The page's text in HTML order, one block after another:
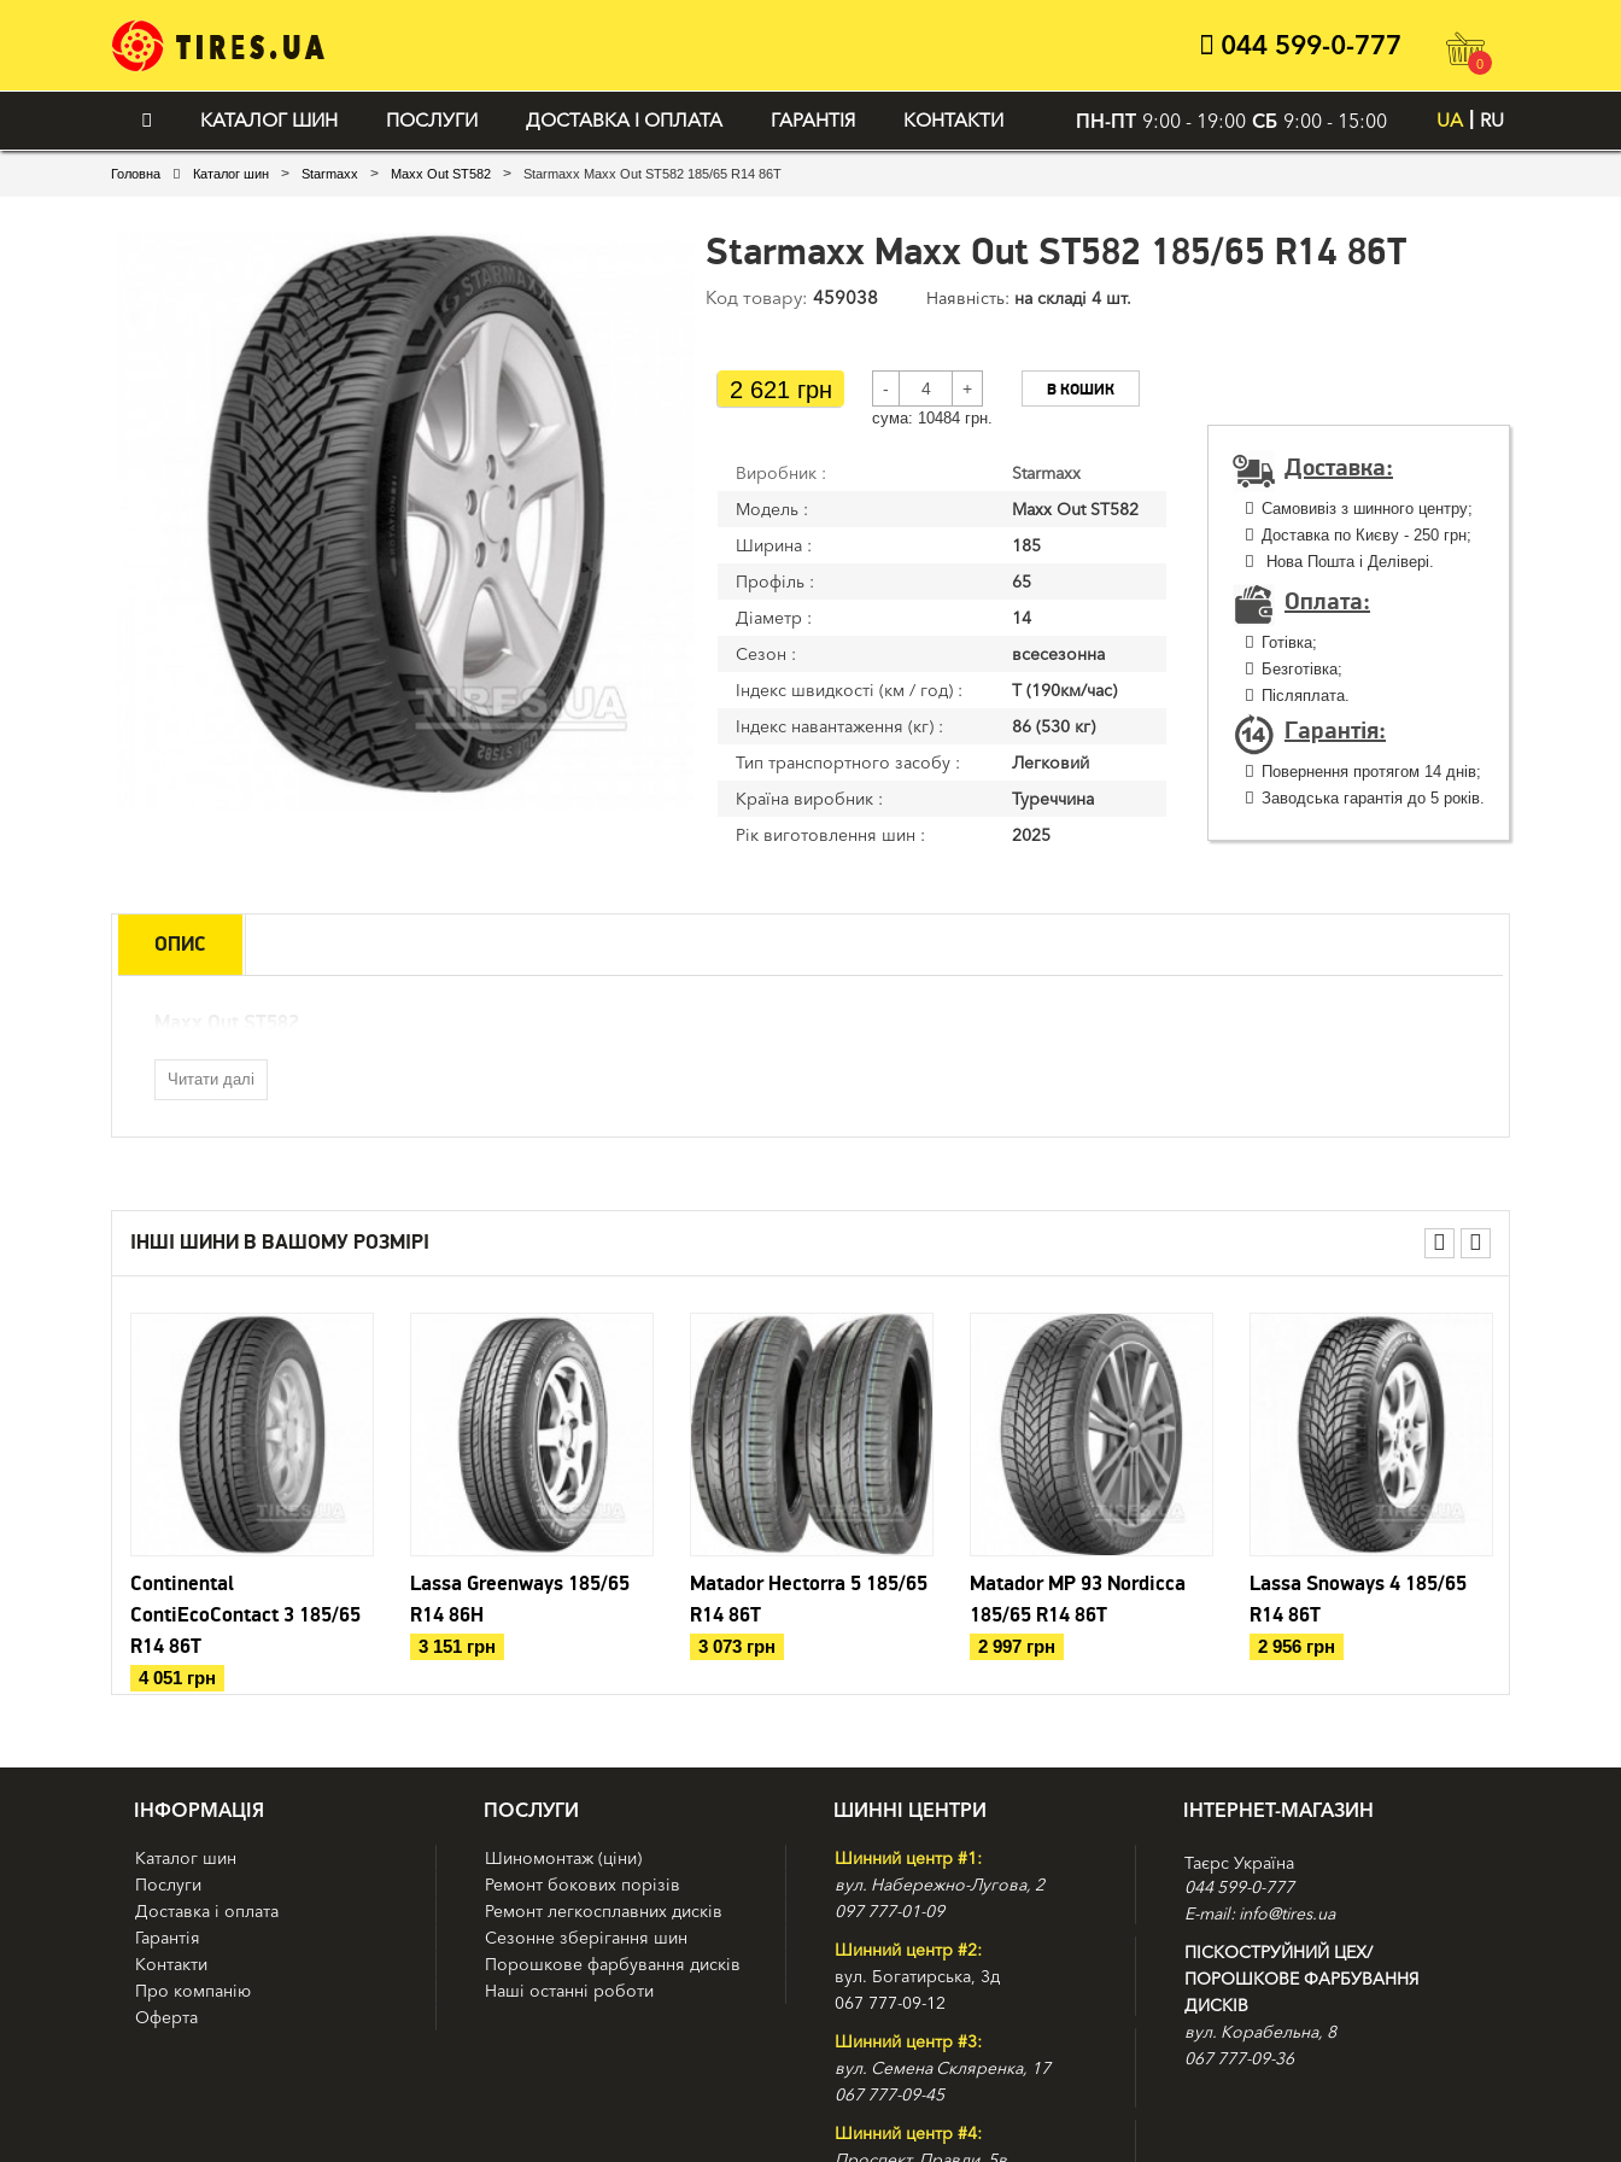
044 599-0-777
0
КАТАЛОГ ШИН ПОСЛУГИ ДОСТАВКА І ОПЛАТА ГАРАНТІЯ КОНТАКТИ ПН-ПТ 9:00 - 19:00 СБ 9:00 - 15:00 RU
UA
Головна Каталог шин > Starmaxx > Maxx Out ST582 > Starmaxx Maxx Out ST582 185/65 R14 86T
Starmaxx Maxx Out ST582 185/65 R14 86T
Код товару: 459038 Наявність: на складі 4 шт.
2 621 грн - +
сума: 10484 грн.
В КОШИК
Виробник :
Starmaxx
Модель :
Maxx Out ST582
Ширина :
185
Профіль :
65
Діаметр :
14
Сезон :
всесезонна
Індекс швидкості (км / год) :
T (190км/час)
Індекс навантаження (кг) :
86 (530 кг)
Тип транспортного засобу :
Легковий
Країна виробник :
Туреччина
Рік виготовлення шин :
2025
Доставка:
Самовивіз з шинного центру;
Доставка по Києву - 250 грн;
Нова Пошта і Делівері.
Оплата:
Готівка;
Безготівка;
Післяплата.
Гарантія:
Повернення протягом 14 днів;
Заводська гарантія до 5 років.
ОПИС
Читати далі
ІНШІ ШИНИ В ВАШОМУ РОЗМІРІ
Continental
ContiEcoContact 3 185/65
R14 86T
4 051 грн
Lassa Greenways 185/65
R14 86H
3 151 грн
Matador Hectorra 5 185/65
R14 86T
3 073 грн
Matador MP 93 Nordicca
185/65 R14 86T
2 997 грн
Lassa Snoways 4 185/65
R14 86T
2 956 грн
IНФОРМАЦІЯ
Каталог шин
Послуги
Доставка і оплата
Гарантія
Контакти
Про компанію
Оферта
ПОСЛУГИ
Шиномонтаж (ціни)
Ремонт бокових порізів
Ремонт легкосплавних дисків
Сезонне зберігання шин
Порошкове фарбування дисків
Наші останні роботи
ШИННІ ЦЕНТРИ
Шинний центр #1:
вул. Набережно-Лугова, 2
097 777-01-09
Шинний центр #2:
вул. Богатирська, 3д
067 777-09-12
Шинний центр #3:
вул. Семена Скляренка, 17
067 777-09-45
Шинний центр #4:
ІНТЕРНЕТ-МАГАЗИН
Таєрс Україна
044 599-0-777
E-mail: info@tires.ua
ПІСКОСТРУЙНИЙ ЦЕХ/
ПОРОШКОВЕ ФАРБУВАННЯ
ДИСКІВ
вул. Корабельна, 8
067 777-09-36